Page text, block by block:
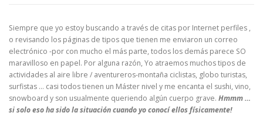
Siempre que yo estoy buscando a través de citas por Internet perfiles ,
o revisando los páginas de tipos que tienen me enviaron un correo
electrónico -por con mucho el más parte, todos los demás parece SO
maravilloso en papel. Por alguna razón, Yo atraemos muchos tipos de
actividades al aire libre / aventureros-montaña ciclistas, globo turistas,
surfistas … casi todos tienen un Máster nivel y me encanta el sushi, vino,
snowboard y son usualmente queriendo algún cuerpo grave. Hmmm …
si solo eso ha sido la situación cuando yo conocí ellos físicamente!